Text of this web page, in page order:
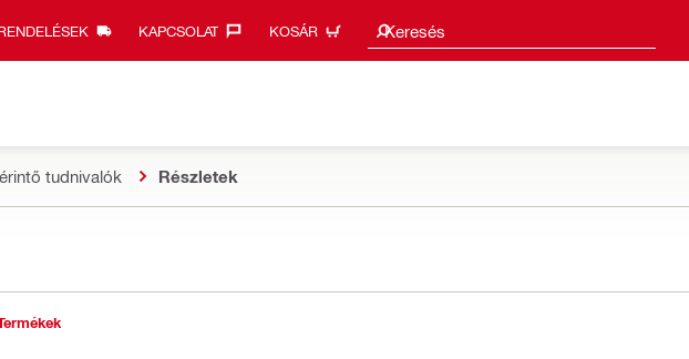
KAPCSOLAT‎ KOSÁR Keresés
Keresési javaslatok
tudnivalók Részletek